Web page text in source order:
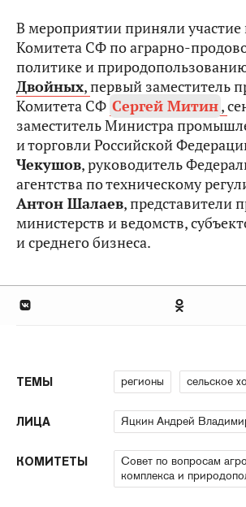
В мероприятии приняли участие
Комитета СФ по аграрно-
политике и
Двойных,первый заместитель
Комитета СФ Сергей Митин,
заместитель Министра
и торговли Российской
Чекушов, руководитель
агентства по техническому
Антон Шалаев, представители
министерств и ведомств,
и среднего бизнеса.
ТЕМЫ регионы сельское
ЛИЦА Яцкин Андрей
КОМИТЕТЫ
Совет по вопросам
комплекса и